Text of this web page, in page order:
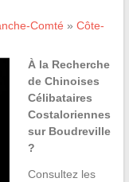
Comté » Côte-
À la Recherche
de Chinoises
Célibataires
Costaloriennes
sur Boudreville
?
Consultez les